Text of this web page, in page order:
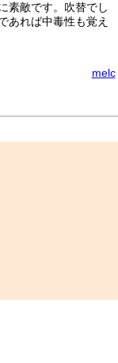
素敵です。吹替でし
あれば中毒性も覚え
melc